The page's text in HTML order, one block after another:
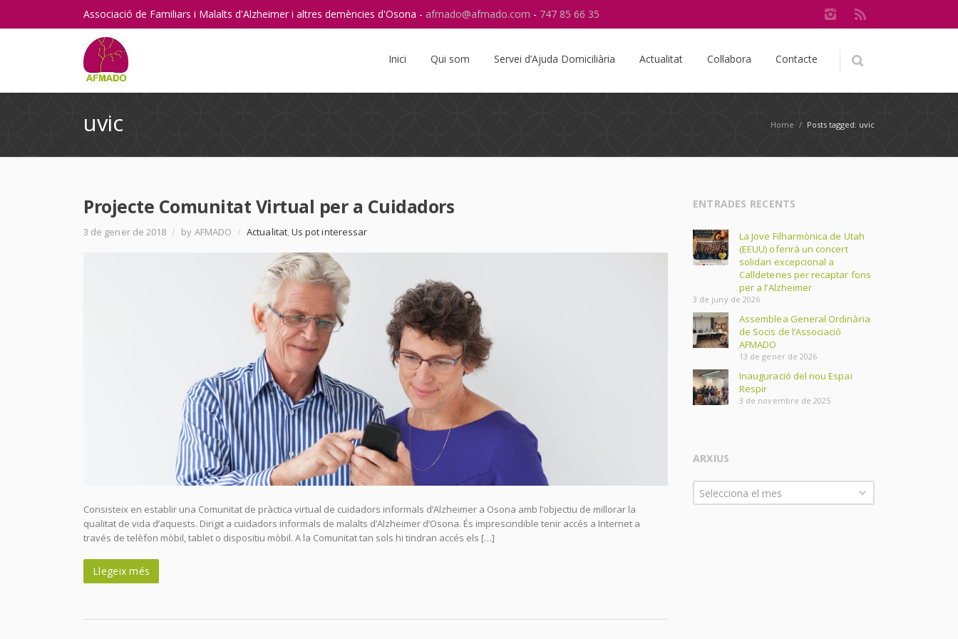
Associació de Familiars i Malalts d'Alzheimer i altres demències d'Osona - afmado@afmado.com - 747 85 66 35
Instagram
RSS
Inici Qui som Servei d’Ajuda Domiciliària Actualitat Col·labora Contacte
Home / Posts tagged: uvic
uvic
Projecte Comunitat Virtual per a Cuidadors
3 de gener de 2018 / by AFMADO / Actualitat,Us pot interessar
Consisteix en establir una Comunitat de pràctica virtual de cuidadors informals d’Alzheimer a Osona amb l’objectiu de millorar la
qualitat de vida d’aquests. Dirigit a cuidadors informals de malalts d’Alzheimer d’Osona. És imprescindible tenir accés a Internet a
través de telèfon mòbil, tablet o dispositiu mòbil. A la Comunitat tan sols hi tindran accés els […]
Llegeix més
ENTRADES RECENTS
La Jove Filharmònica de Utah
(EEUU) oferirà un concert
solidari excepcional a
Calldetenes per recaptar fons
per a l’Alzheimer
3 de juny de 2026
Assemblea General Ordinària
de Socis de l’Associació
AFMADO
13 de gener de 2026
Inauguració del nou Espai
Respir
3 de novembre de 2025
ARXIUS
Arxius
Selecciona el mes